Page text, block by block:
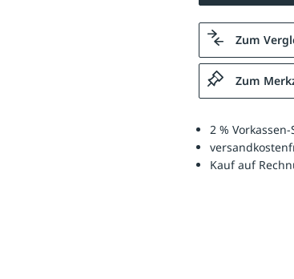
Zum
Zum
2 % Vorkassen-
Kauf auf